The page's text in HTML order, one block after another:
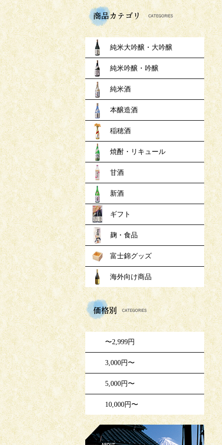
商
純米大吟醸・大吟醸
純米吟醸・吟醸
純米酒
本醸造酒
稲穂酒
焼酎・リキュール
甘酒
新酒
ギフト
麹・食品
富士錦グッズ
海外向け商品
価
〜2,999円
3,000円〜
5,000円〜
10,000円〜